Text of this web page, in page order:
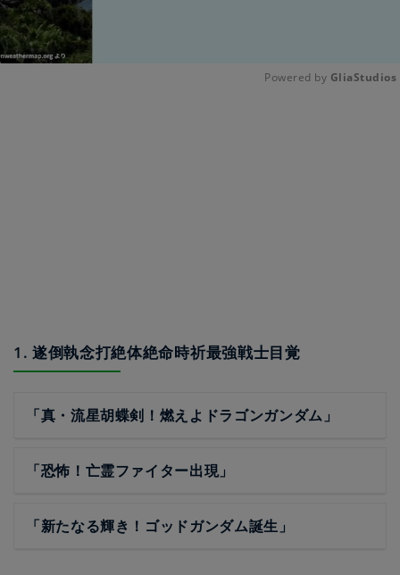
Powered by GliaStudios
1. 遂倒執念打絶体絶命時祈最強戦士目覚
「真・流星胡蝶剣！燃えよドラゴンガンダム」
「恐怖！亡霊ファイター出現」
「新たなる輝き！ゴッドガンダム誕生」